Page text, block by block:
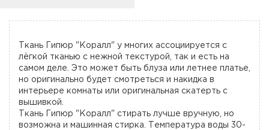
Ткань Гипюр "Коралл" у многих ассоциируется с
лёгкой тканью с нежной текстурой, так и есть на
самом деле. Это может быть блуза или летнее платье,
но оригинально будет смотреться и накидка в
интерьере комнаты или оригинальная скатерть с
вышивкой.
Ткань Гипюр "Коралл" cтирать лучше вручную, но
возможна и машинная стирка. Температура воды 30-